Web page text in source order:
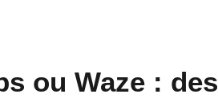
ou Waze : des